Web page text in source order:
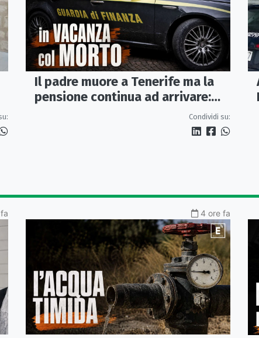
Il padre muore a Tenerife ma la
pensione continua ad arrivare:
Condividi su:
4 ore fa